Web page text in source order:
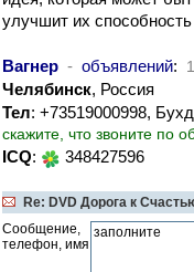
улучшит их
Вагнер - объявлений:
Челябинск, Россия
Тел: +73519000998,
скажите, что звоните по
ICQ: 348427596
Re: DVD Дорога к
Сообщение,
телефон, имя